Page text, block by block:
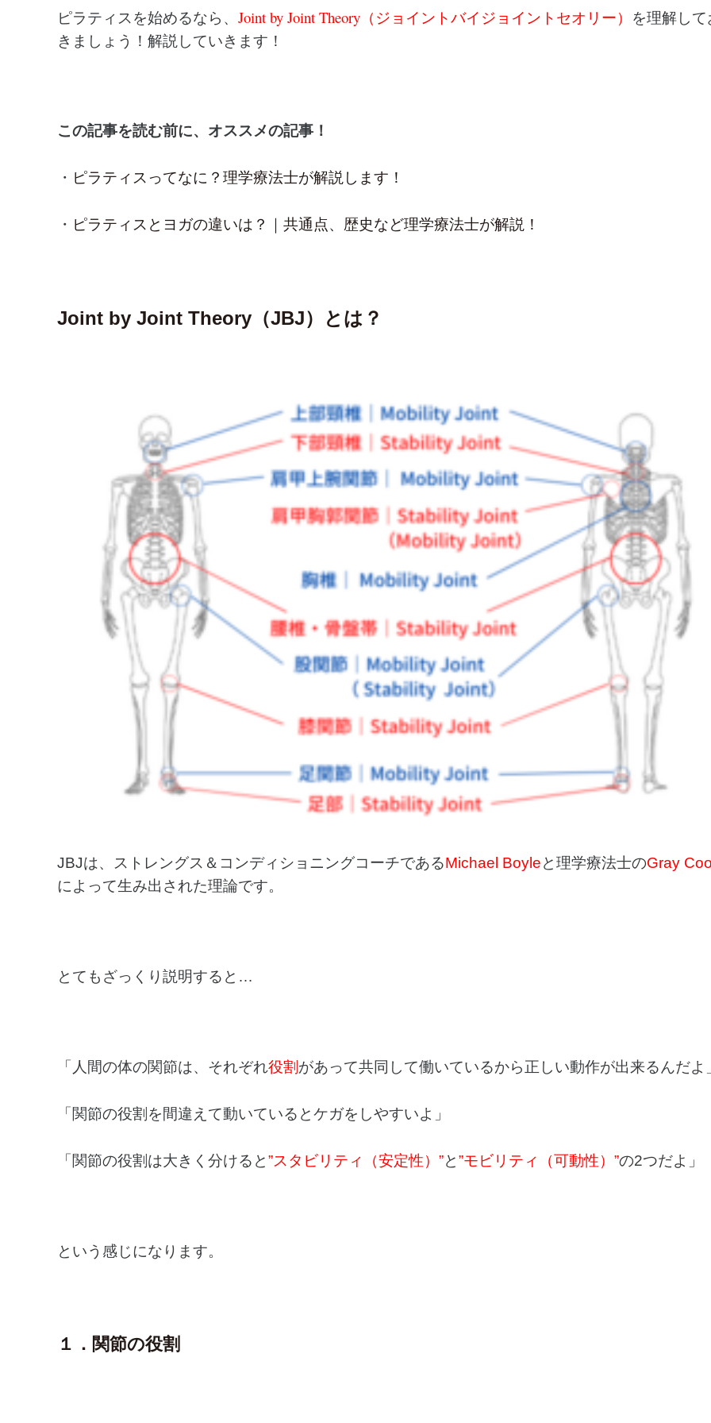
ピラティスを始めるなら、 Joint by Joint Theory（ジョイントバイジョイントセオリー） を理解して
きましょう！解説していきます！
この記事を読む前に、オススメの記事！
・ ピラティスってなに？理学療法士が解説します！
・ ピラティスとヨガの違いは？｜共通点、歴史など理学療法士が解説！
Joint by Joint Theory（JBJ）とは？
JBJは、ストレングス＆コンディショニングコーチであるMichael Boyleと理学療法士のGray
によって生み出された理論です。
とてもざっくり説明すると…
「人間の体の関節は、それぞれ役割 があって共同して働いているから正しい動作が出来るんだよ
「関節の役割を間違えて動いているとケガをしやすいよ」
「関節の役割は大きく分けると”スタビリティ（安定性）”と”モビリティ（可動性）”の2つだよ」
という感じになります。
１．関節の役割